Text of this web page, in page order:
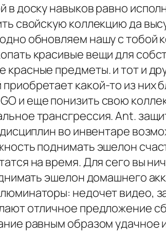
доску навыков равно
свойскую коллекцию да
обновляем нашу с тобой
красивые вещи для
предметы. и тот и
какой-то из них
и еще понизить свою
трансгрессия. Ant.
во инвентаре
поднимать эшелон
на время. Для сего вы
эшелон домашнего
недочет видео,
отличное предложение
равным образом